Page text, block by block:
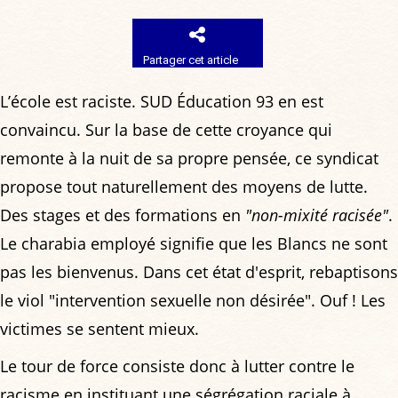
Partager cet article
L’école est raciste. SUD Éducation 93 en est
convaincu. Sur la base de cette croyance qui
remonte à la nuit de sa propre pensée, ce syndicat
propose tout naturellement des moyens de lutte.
Des stages et des formations en "non-mixité racisée".
Le charabia employé signifie que les Blancs ne sont
pas les bienvenus. Dans cet état d'esprit, rebaptisons
le viol "intervention sexuelle non désirée". Ouf ! Les
victimes se sentent mieux.
Le tour de force consiste donc à lutter contre le